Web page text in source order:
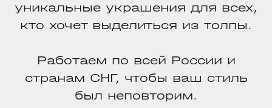
уникальные украшения для всех,
кто хочет выделиться из толпы.
Работаем по всей России и
странам СНГ, чтобы ваш стиль
был неповторим.